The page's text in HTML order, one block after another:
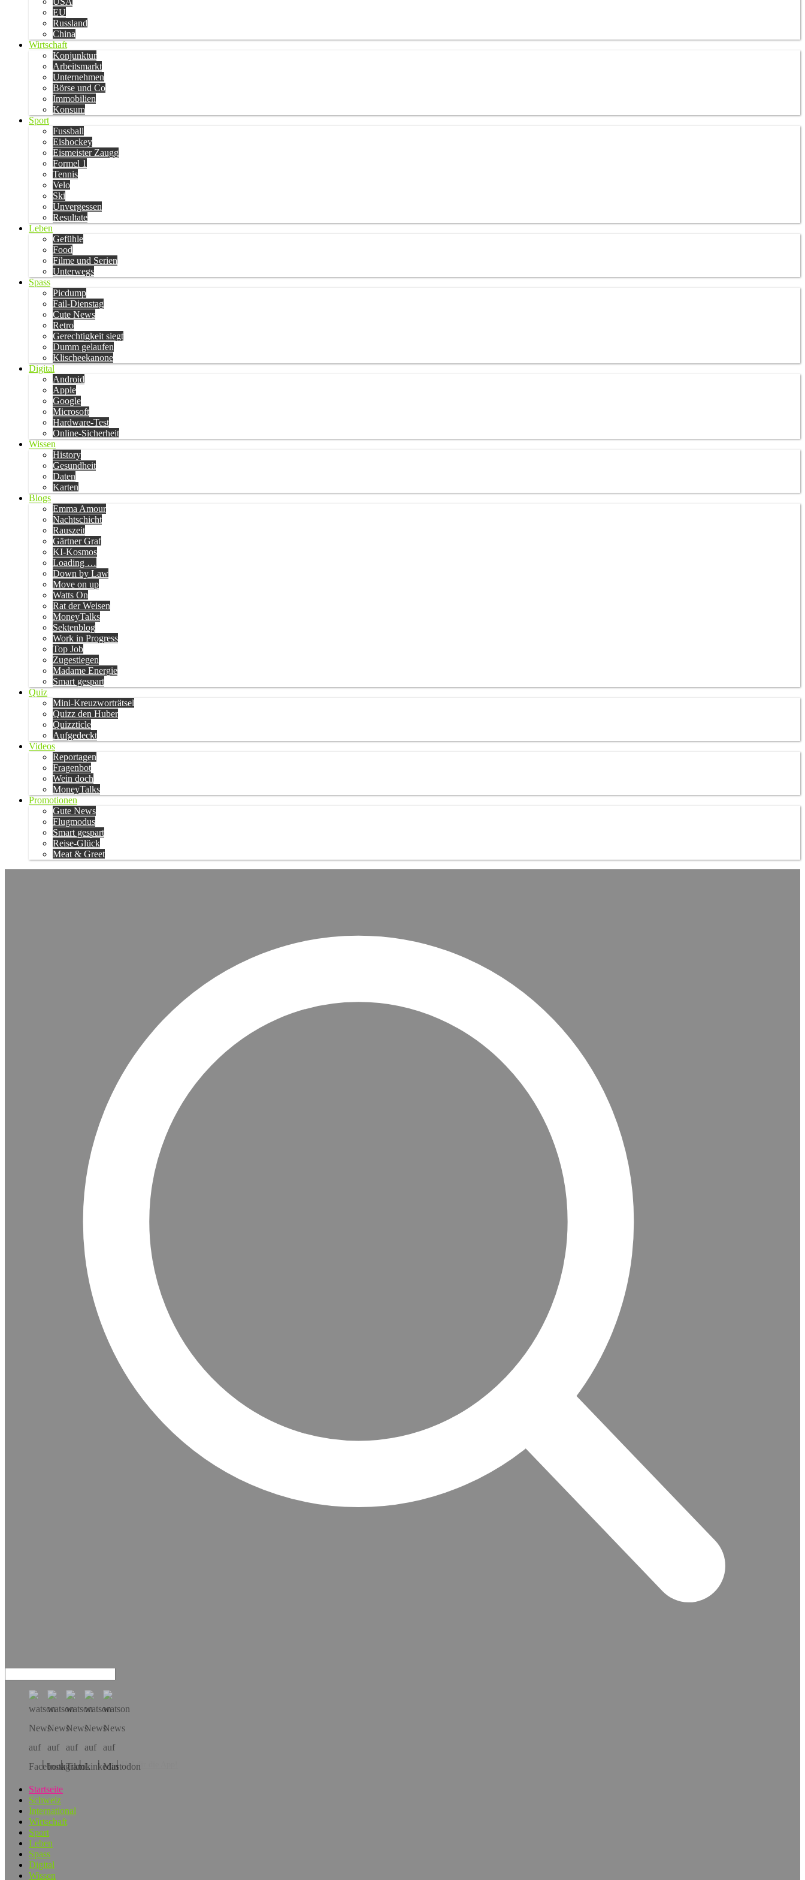
EU
Russland
China
Wirtschaft
Konjunktur
Arbeitsmarkt
Unternehmen
Börse und Co
Immobilien
Konsum
Sport
Fussball
Eishockey
Eismeister Zaugg
Formel 1
Tennis
Velo
Ski
Unvergessen
Resultate
Leben
Gefühle
Food
Filme und Serien
Unterwegs
Spass
Picdump
Fail-Dienstag
Cute News
Retro
Gerechtigkeit siegt
Dumm gelaufen
Klischeekanone
Digital
Android
Apple
Google
Microsoft
Hardware-Test
Online-Sicherheit
Wissen
History
Gesundheit
Daten
Karten
Blogs
Emma Amour
Nachtschicht
Rauszeit
Gärtner Graf
KI-Kosmos
Loading …
Down by Law
Move on up
Watts On
Rat der Weisen
MoneyTalks
Sektenblog
Work in Progress
Top Job
Zugestiegen
Madame Energie
Smart gespart
Quiz
Mini-Kreuzworträtsel
Quizz den Huber
Quizzticle
Aufgedeckt
Videos
Reportagen
Fragenbot
Wein doch
MoneyTalks
Promotionen
Gute News
Flugmodus
Smart gespart
Reise-Glück
Meat & Greet
Hol dir die App!
Startseite
Schweiz
International
Wirtschaft
Sport
Leben
Spass
Digital
Wissen